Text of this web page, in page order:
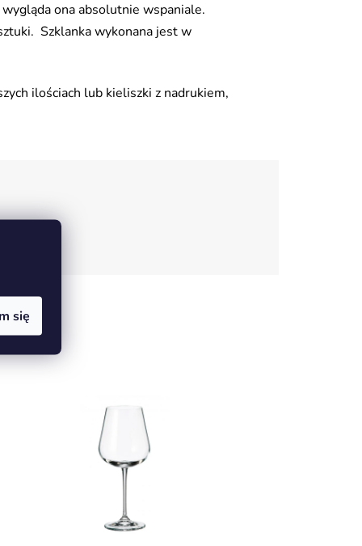
się
ona absolutnie wspaniale.
Szklanka wykonana jest w
ilościach lub kieliszki z nadrukiem,